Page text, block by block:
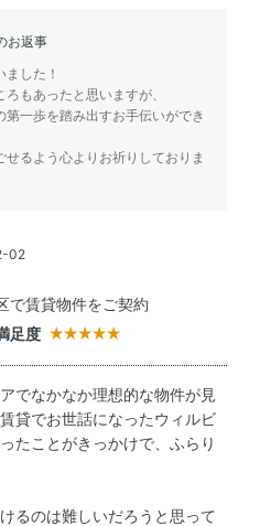
お返事
した！
もあったと思いますが、
一歩を踏み出すお手伝いができ
るよう心よりお祈りしておりま
02
で賃貸物件をご契約
足度
でなかなか理想的な物件が見
貸でお世話になったウィルビ
たことがきっかけで、ふらり
るのは難しいだろうと思って